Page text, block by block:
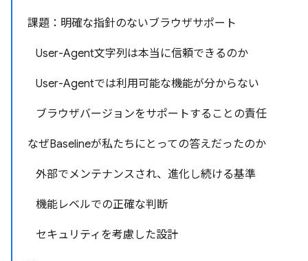
課題：明確な指針のないブラウザサポート
User-Agent文字列は本当に信頼できるのか
User-Agentでは利用可能な機能が分からない
ブラウザバージョンをサポートすることの責任
なぜBaselineが私たちにとっての答えだったのか
外部でメンテナンスされ、進化し続ける基準
機能レベルでの正確な判断
セキュリティを考慮した設計